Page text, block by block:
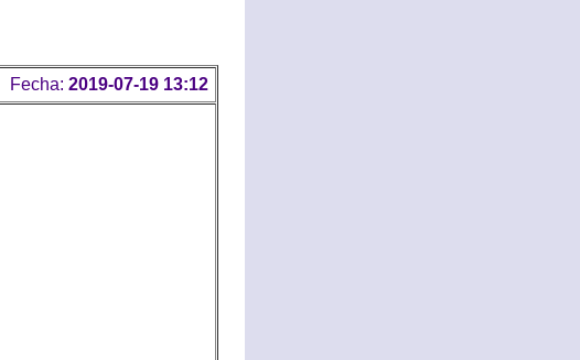
Fecha: 2019-07-19 13:12